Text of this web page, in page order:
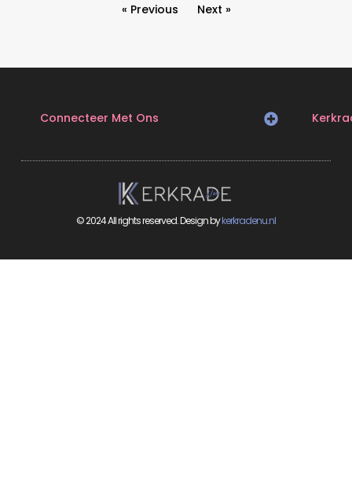
« Previous Next »
Connecteer Met Ons
© 2024 All rights reserved. Design bykerkradenu.nl